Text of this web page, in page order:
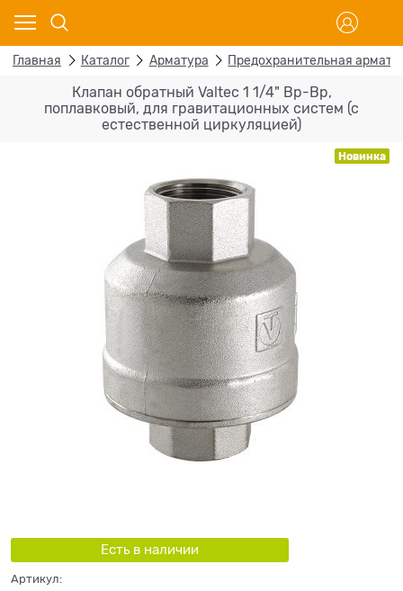
Главная Каталог Арматура Предохранительная
Клапан обратный Valtec 1 1/4" Вр-Вр,
поплавковый, для гравитационных систем (с
естественной циркуляцией)
Новинка
Есть в наличии
Артикул: